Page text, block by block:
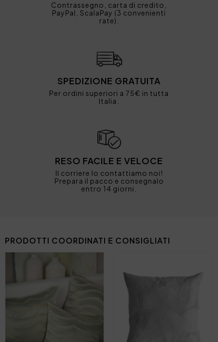
Contrassegno, carta di credito,
PayPal, ScalaPay (3 convenienti
rate).
SPEDIZIONE GRATUITA
Per ordini superiori a 75€ in tutta
Italia.
RESO FACILE E VELOCE
Il corriere lo contattiamo noi!
Prepara il pacco e consegnalo
entro 14 giorni.
PRODOTTI COORDINATI E CONSIGLIATI